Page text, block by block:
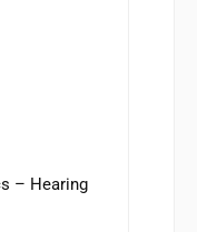
– Hearing